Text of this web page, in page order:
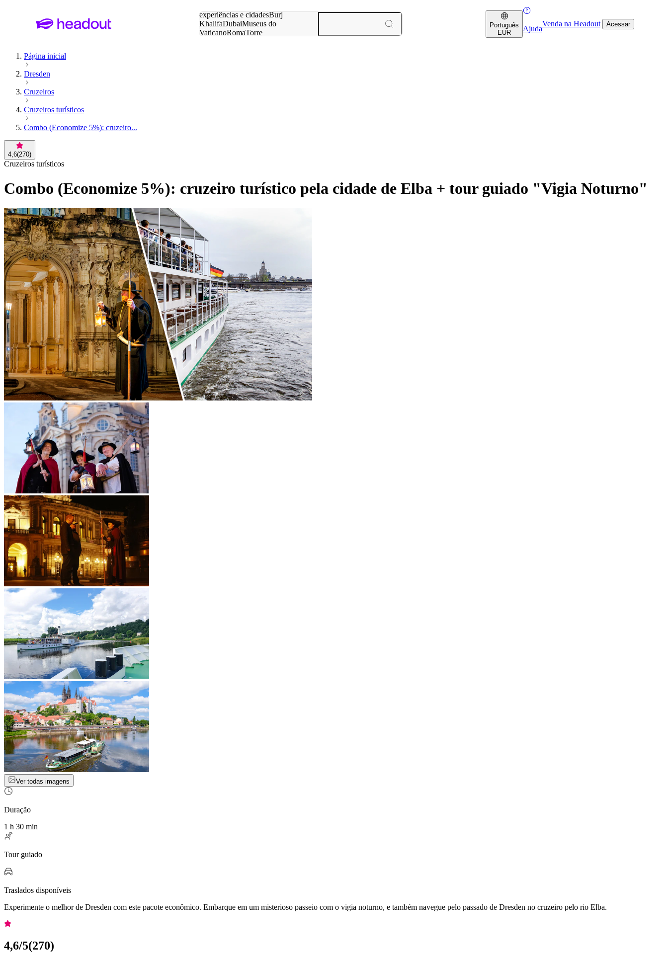
experiências e cidadesBurj
KhalifaDubaiMuseus do
VaticanoRomaTorre
Português
EUR
Ajuda
Venda na Headout Acessar
Página inicial
Dresden
Cruzeiros
Cruzeiros turísticos
Combo (Economize 5%): cruzeiro...
4,6(270)
Cruzeiros turísticos
Combo (Economize 5%): cruzeiro turístico pela cidade de Elba + tour guiado "Vigia Noturno"
Ver todas imagens
Duração
1 h 30 min
Tour guiado
Traslados disponíveis
Experimente o melhor de Dresden com este pacote econômico. Embarque em um misterioso passeio com o vigia noturno, e também navegue pelo passado de Dresden no cruzeiro pelo rio Elba.
4,6/5(270)